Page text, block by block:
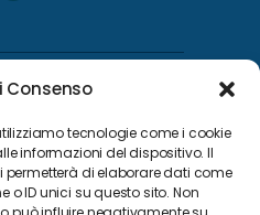
Consenso
tecnologie come i cookie
informazioni del dispositivo. Il
di elaborare dati come
ID unici su questo sito. Non